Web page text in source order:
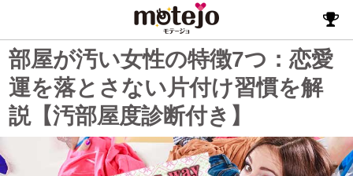
部屋が汚い女性の特徴7つ：恋愛
運を落とさない片付け習慣を解
説【汚部屋度診断付き】